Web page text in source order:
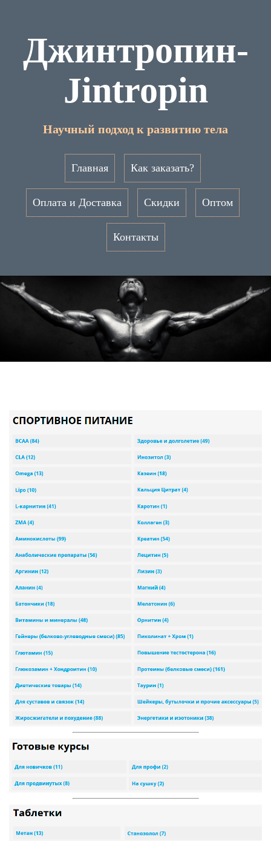
Джинтропин-
Jintropin
Научный подход к развитию тела
Главная Как заказать?
Оплата и Доставка Скидки Оптом
Контакты